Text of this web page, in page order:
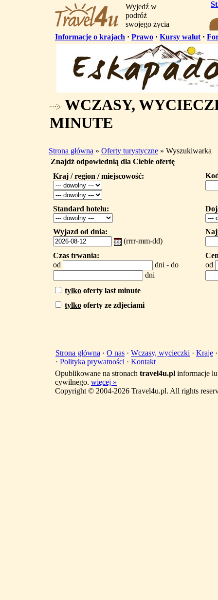
Wyjedź w
podróż
swojego życia
Informacje o krajach · Prawo · Kursy walut ·
WCZASY,
MINUTE
Strona główna » Oferty turystyczne » Wyszukiwarka
Znajdź odpowiednią dla Ciebie ofertę
Kraj / region / miejscowość:
Standard hotelu:
Wyjazd od dnia:
(rrrr-mm-dd)
Czas trwania:
od
dni - do
dni
od
tylko oferty last minute
tylko oferty ze zdjeciami
Strona główna · O nas · Wczasy, wycieczki · Kraje
· Polityka prywatności · Kontakt
Opublikowane na stronach travel4u.pl informacje
cywilnego. więcej »
Copyright © 2004-2026 Travel4u.pl. All rights